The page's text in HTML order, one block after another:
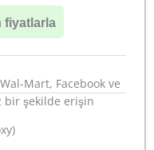
fiyatlarla
Mart, Facebook ve
bir şekilde erişin